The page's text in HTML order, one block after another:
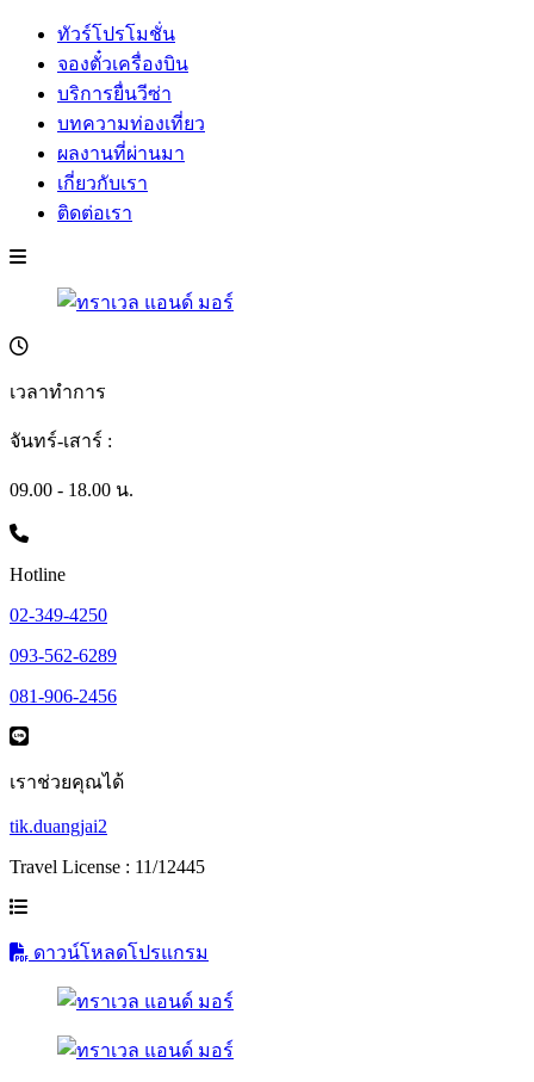
ทัวร์โปรโมชั่น
จองตั๋วเครื่องบิน
บริการยื่นวีซ่า
บทความท่องเที่ยว
ผลงานที่ผ่านมา
เกี่ยวกับเรา
ติดต่อเรา
เวลาทำการ
จันทร์-เสาร์ :
09.00 - 18.00 น.
Hotline
02-349-4250
093-562-6289
081-906-2456
เราช่วยคุณได้
tik.duangjai2
Travel License : 11/12445
ดาวน์โหลดโปรแกรม